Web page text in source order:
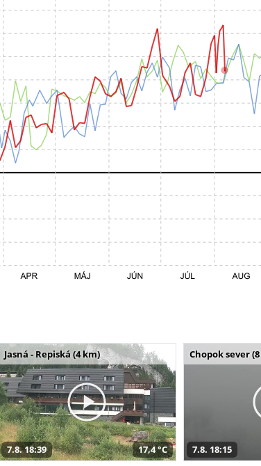
Jasná - Repiská (4 km)
7.8. 18:39 17,4 °C
Chopok sever
7.8. 18:15